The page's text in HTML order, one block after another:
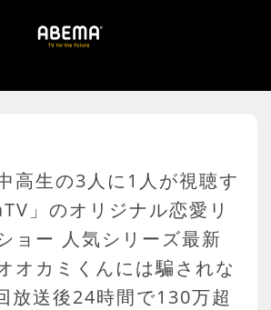
高生の3人に1人が視聴す
」のオリジナル恋愛リ
ョー 人気シリーズ最新
オカミくんには騙されな
放送後24時間で130万超